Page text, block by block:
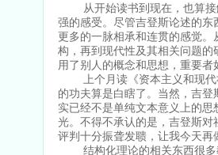
从开始读书到现在，也算接
强的感受。尽管吉登斯论述的
更多的一脉相承和连贯的感觉
构，再到现代性及其相关问题
用了别人的概念和思想，重要
上个月读《资本主义和现代
的功夫算是白瞎了。当然，吉
实已经不是单纯文本意义上的
光。不得不承认的是，吉登斯
评判十分振聋发聩，让我今天
结构化理论的相关东西很多